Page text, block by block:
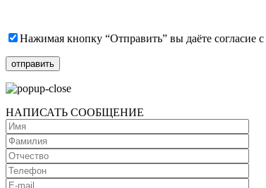
Нажимая кнопку “Отправить” вы даёте согласие с
НАПИСАТЬ СООБЩЕНИЕ